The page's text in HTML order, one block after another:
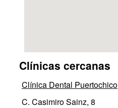
Clínicas cercanas
Clínica Dental Puertochico
C. Casimiro Sainz, 8